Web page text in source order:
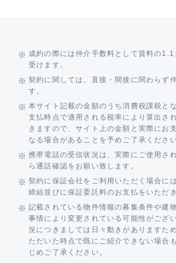
成約の際には仲介手数料として賃料の1.1
受けます。
契約に関しては、直接・間接に関わらず
す。
本サイト記載の金額のうち消費税課税と
支払時点で適用される税率により算出さ
きますので、サイト上の金額と実際にお
なる場合があることを予めご了承ください
携帯電話の受信状況は、実際にご使用さ
ら通話確認をお願い致します。
契約に保証会社をご利用いただく場合に
締結並びに保証委託料のお支払をいただき
記載されている物件情報の募集条件や建
事情により変更されている可能性がござ
況につきましては日々動きがありますた
ただいた時点で既にご紹介できない場合
じめご了承ください。